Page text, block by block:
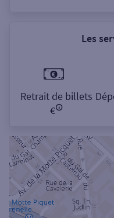
Les
Retrait de billets
€